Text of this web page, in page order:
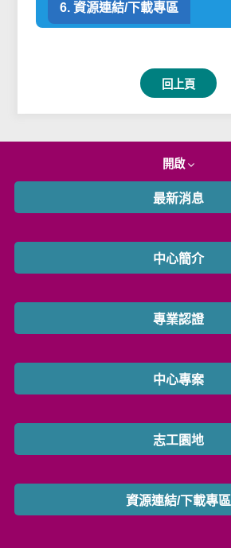
6. 資源連結/下載專區
回上頁
開啟
最新消息
中心簡介
專業認證
中心專案
志工園地
資源連結/下載專區